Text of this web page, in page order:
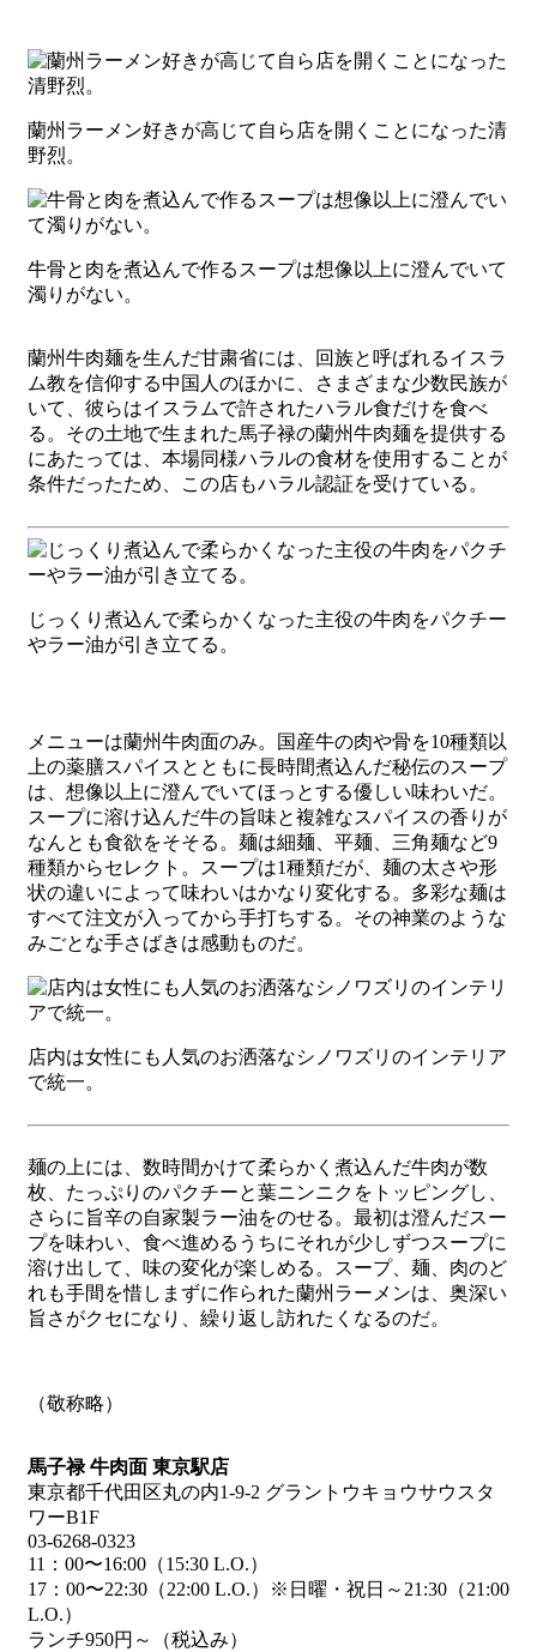
蘭州ラーメン好きが高じて自ら店を開くことになった清
野烈。
牛骨と肉を煮込んで作るスープは想像以上に澄んでいて
濁りがない。
蘭州牛肉麺を生んだ甘粛省には、回族と呼ばれるイスラ
ム教を信仰する中国人のほかに、さまざまな少数民族が
いて、彼らはイスラムで許されたハラル食だけを食べ
る。その土地で生まれた馬子禄の蘭州牛肉麺を提供する
にあたっては、本場同様ハラルの食材を使用することが
条件だったため、この店もハラル認証を受けている。
じっくり煮込んで柔らかくなった主役の牛肉をパクチー
やラー油が引き立てる。
メニューは蘭州牛肉面のみ。国産牛の肉や骨を10種類以
上の薬膳スパイスとともに長時間煮込んだ秘伝のスープ
は、想像以上に澄んでいてほっとする優しい味わいだ。
スープに溶け込んだ牛の旨味と複雑なスパイスの香りが
なんとも食欲をそそる。麺は細麺、平麺、三角麺など9
種類からセレクト。スープは1種類だが、麺の太さや形
状の違いによって味わいはかなり変化する。多彩な麺は
すべて注文が入ってから手打ちする。その神業のような
みごとな手さばきは感動ものだ。
店内は女性にも人気のお洒落なシノワズリのインテリア
で統一。
麺の上には、数時間かけて柔らかく煮込んだ牛肉が数
枚、たっぷりのパクチーと葉ニンニクをトッピングし、
さらに旨辛の自家製ラー油をのせる。最初は澄んだスー
プを味わい、食べ進めるうちにそれが少しずつスープに
溶け出して、味の変化が楽しめる。スープ、麺、肉のど
れも手間を惜しまずに作られた蘭州ラーメンは、奥深い
旨さがクセになり、繰り返し訪れたくなるのだ。
（敬称略）
馬子禄 牛肉面 東京駅店
東京都千代田区丸の内1-9-2 グラントウキョウサウスタ
ワーB1F
03-6268-0323
11：00〜16:00（15:30 L.O.）
17：00〜22:30（22:00 L.O.）※日曜・祝日～21:30（21:00
L.O.）
ランチ950円～（税込み）